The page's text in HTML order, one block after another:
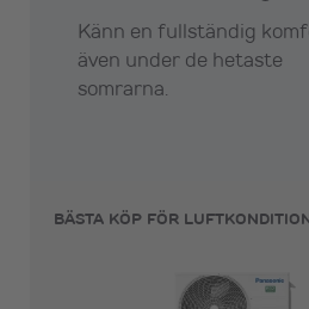
Känn en fullständig
även under de hetaste
somrarna.
BÄSTA KÖP FÖR